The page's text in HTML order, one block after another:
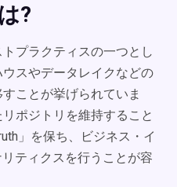
?
プラクティスの一つとし
スやデータレイクなどの
ことが挙げられていま
ポジトリを維持すること
」を保ち、ビジネス・イ
ティクスを行うことが容